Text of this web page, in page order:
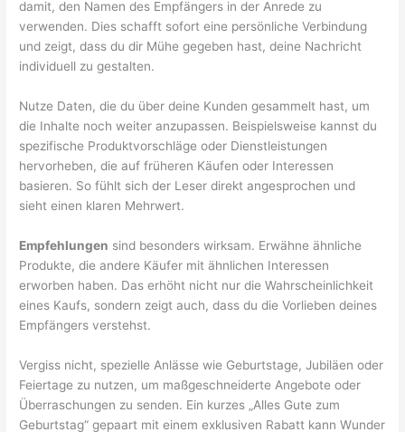
damit, den Namen des Empfängers in der Anrede zu
verwenden. Dies schafft sofort eine persönliche Verbindung
und zeigt, dass du dir Mühe gegeben hast, deine Nachricht
individuell zu gestalten.
Nutze Daten, die du über deine Kunden gesammelt hast, um
die Inhalte noch weiter anzupassen. Beispielsweise kannst du
spezifische Produktvorschläge oder Dienstleistungen
hervorheben, die auf früheren Käufen oder Interessen
basieren. So fühlt sich der Leser direkt angesprochen und
sieht einen klaren Mehrwert.
Empfehlungen sind besonders wirksam. Erwähne ähnliche
Produkte, die andere Käufer mit ähnlichen Interessen
erworben haben. Das erhöht nicht nur die Wahrscheinlichkeit
eines Kaufs, sondern zeigt auch, dass du die Vorlieben deines
Empfängers verstehst.
Vergiss nicht, spezielle Anlässe wie Geburtstage, Jubiläen oder
Feiertage zu nutzen, um maßgeschneiderte Angebote oder
Überraschungen zu senden. Ein kurzes „Alles Gute zum
Geburtstag“ gepaart mit einem exklusiven Rabatt kann Wunder